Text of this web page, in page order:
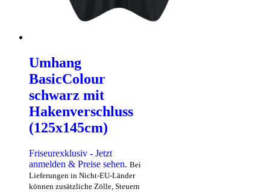
Umhang
BasicColour
schwarz mit
Hakenverschluss
(125x145cm)
Friseurexklusiv - Jetzt
anmelden & Preise sehen. Bei
Lieferungen in Nicht-EU-Länder
können zusätzliche Zölle, Steuern